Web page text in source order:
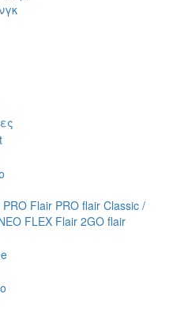
Flair PRO flair Classic /
FLEX Flair 2GO flair